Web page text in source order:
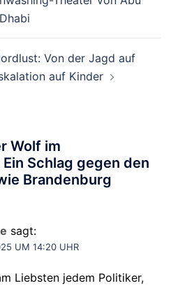
Dhabi
Von der Jagd auf
auf Kinder
Wolf im
Schlag gegen den
Brandenburg
sagt:
UM 14:20 UHR
Liebsten jedem Politiker,